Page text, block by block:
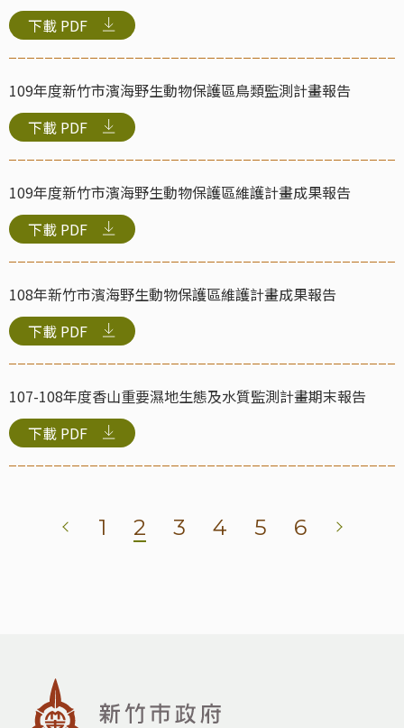
下載 PDF
109年度新竹市濱海野生動物保護區鳥類監測計畫報告
下載 PDF
109年度新竹市濱海野生動物保護區維護計畫成果報告
下載 PDF
108年新竹市濱海野生動物保護區維護計畫成果報告
下載 PDF
107-108年度香山重要濕地生態及水質監測計畫期末報告
下載 PDF
1 2 3 4 5 6